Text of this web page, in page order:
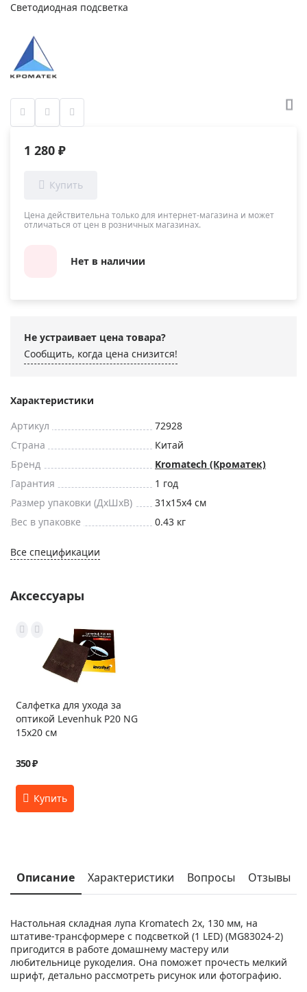
Светодиодная подсветка
1 280 ₽
Цена действительна только для интернет-магазина и может
отличаться от цен в розничных магазинах.
Нет в наличии
Не устраивает цена товара?
Сообщить, когда цена снизится!
Характеристики
Артикул
72928
Страна
Китай
Бренд
Kromatech (Кроматек)
Гарантия
1 год
Размер упаковки (ДxШxВ)
31x15x4 см
Вес в упаковке
0.43 кг
Все спецификации
Аксессуары
Салфетка для ухода за
оптикой Levenhuk P20 NG
15x20 см
350 ₽
Описание Характеристики Вопросы Отзывы
Настольная складная лупа Kromatech 2x, 130 мм, на
штативе-трансформере с подсветкой (1 LED) (MG83024-2)
пригодится в работе домашнему мастеру или
любительнице рукоделия. Она поможет прочесть мелкий
шрифт, детально рассмотреть рисунок или фотографию.